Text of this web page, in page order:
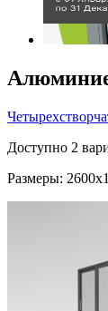
Доступно 2
Размеры: